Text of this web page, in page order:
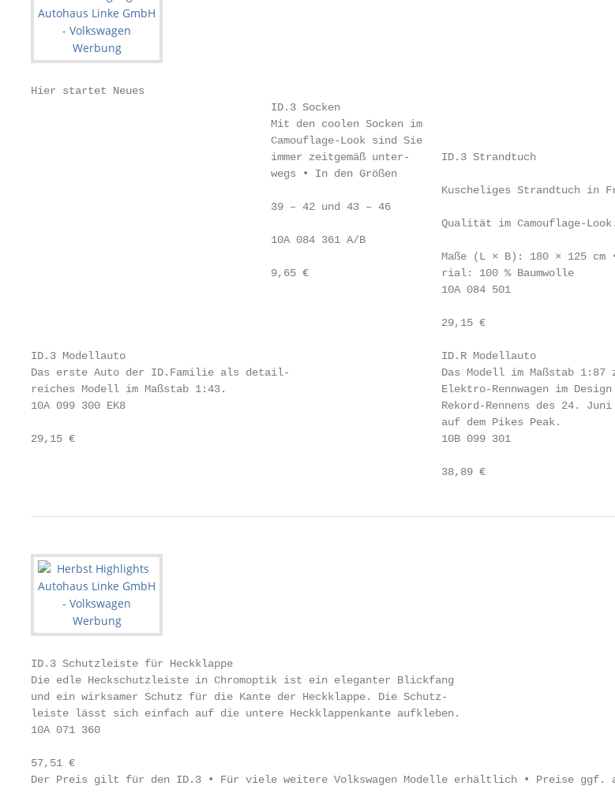
Hier startet Neues
                                      ID.3 Socken
                                      Mit den coolen Socken im
                                      Camouflage-Look sind Sie
                                      immer zeitgemäß unter-     ID.3 Strandtuch
                                      wegs • In den Größen
Kuscheliges Strandtuch in
                                      39 – 42 und 43 – 46
                                                                 Qualität im Camouflage-Look.
                                      10A 084 361 A/B
Maße (L × B): 180 × 125 cm
                                      9,65 €                     rial: 100 % Baumwolle
                                                                 10A 084 501
                                                                 29,15 €
ID.3 Modellauto                                                  ID.R Modellauto
Das erste Auto der ID.Familie als detail-                        Das Modell im Maßstab 1:87
reiches Modell im Maßstab 1:43.                                  Elektro-Rennwagen im Design
10A 099 300 EK8                                                  Rekord-Rennens des 24. Juni
                                                                 auf dem Pikes Peak.
29,15 €                                                          10B 099 301
                                                                 38,89 €
ID.3 Schutzleiste für Heckklappe
Die edle Heckschutzleiste in Chromoptik ist ein eleganter Blickfang
und ein wirksamer Schutz für die Kante der Heckklappe. Die Schutz-
leiste lässt sich einfach auf die untere Heckklappenkante aufkleben.
10A 071 360
57,51 €
Der Preis gilt für den ID.3 • Für viele weitere Volkswagen Modelle erhältlich • Preise ggf.